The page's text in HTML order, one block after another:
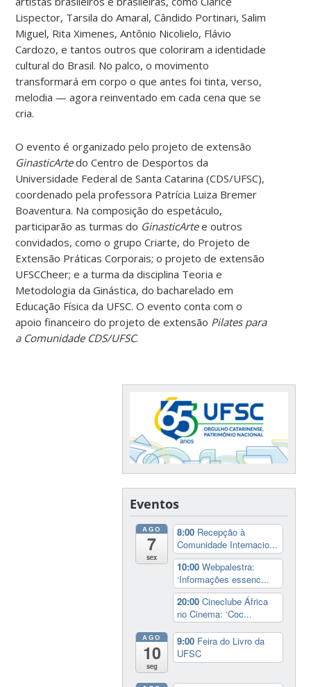
Lispector, Tarsila do Amaral, Cândido Portinari, Salim
Miguel, Rita Ximenes, Antônio Nicolielo, Flávio
Cardozo, e tantos outros que coloriram a identidade
cultural do Brasil. No palco, o movimento
transformará em corpo o que antes foi tinta, verso,
melodia — agora reinventado em cada cena que se
cria.
O evento é organizado pelo projeto de extensão
GinasticArtedo Centro de Desportos da
Universidade Federal de Santa Catarina (CDS/UFSC),
coordenado pela professora Patrícia Luiza Bremer
Boaventura. Na composição do espetáculo,
participarão as turmas do GinasticArtee outros
convidados, como o grupo Criarte, do Projeto de
Extensão Práticas Corporais; o projeto de extensão
UFSCCheer; e a turma da disciplina Teoria e
Metodologia da Ginástica, do bacharelado em
Educação Física da UFSC. O evento conta com o
apoio financeiro do projeto de extensão Pilates para
a Comunidade CDS/UFSC.
Eventos
AGO
7
sex
8:00 Recepção à
Comunidade Internacio...
10:00Webpalestra:
‘Informações essenc...
20:00Cineclube África
no Cinema: ‘Coc...
AGO
10
seg
9:00 Feira do Livro da
UFSC